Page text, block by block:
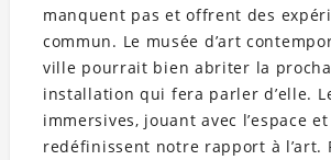
manquent pas et offrent des
commun. Le musée d’art
ville pourrait bien abriter la
installation qui fera parler d’elle.
immersives, jouant avec l’espace
redéfinissent notre rapport à l’art.